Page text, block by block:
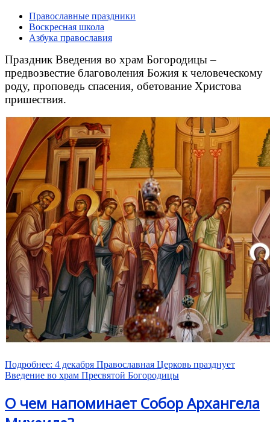
Православные праздники
Воскресная школа
Азбука православия
Праздник Введения во храм Богородицы –
предвозвестие благоволения Божия к человеческому
роду, проповедь спасения, обетование Христова
пришествия.
Подробнее: 4 декабря Православная Церковь празднует
Введение во храм Пресвятой Богородицы
О чем напоминает Собор Архангела